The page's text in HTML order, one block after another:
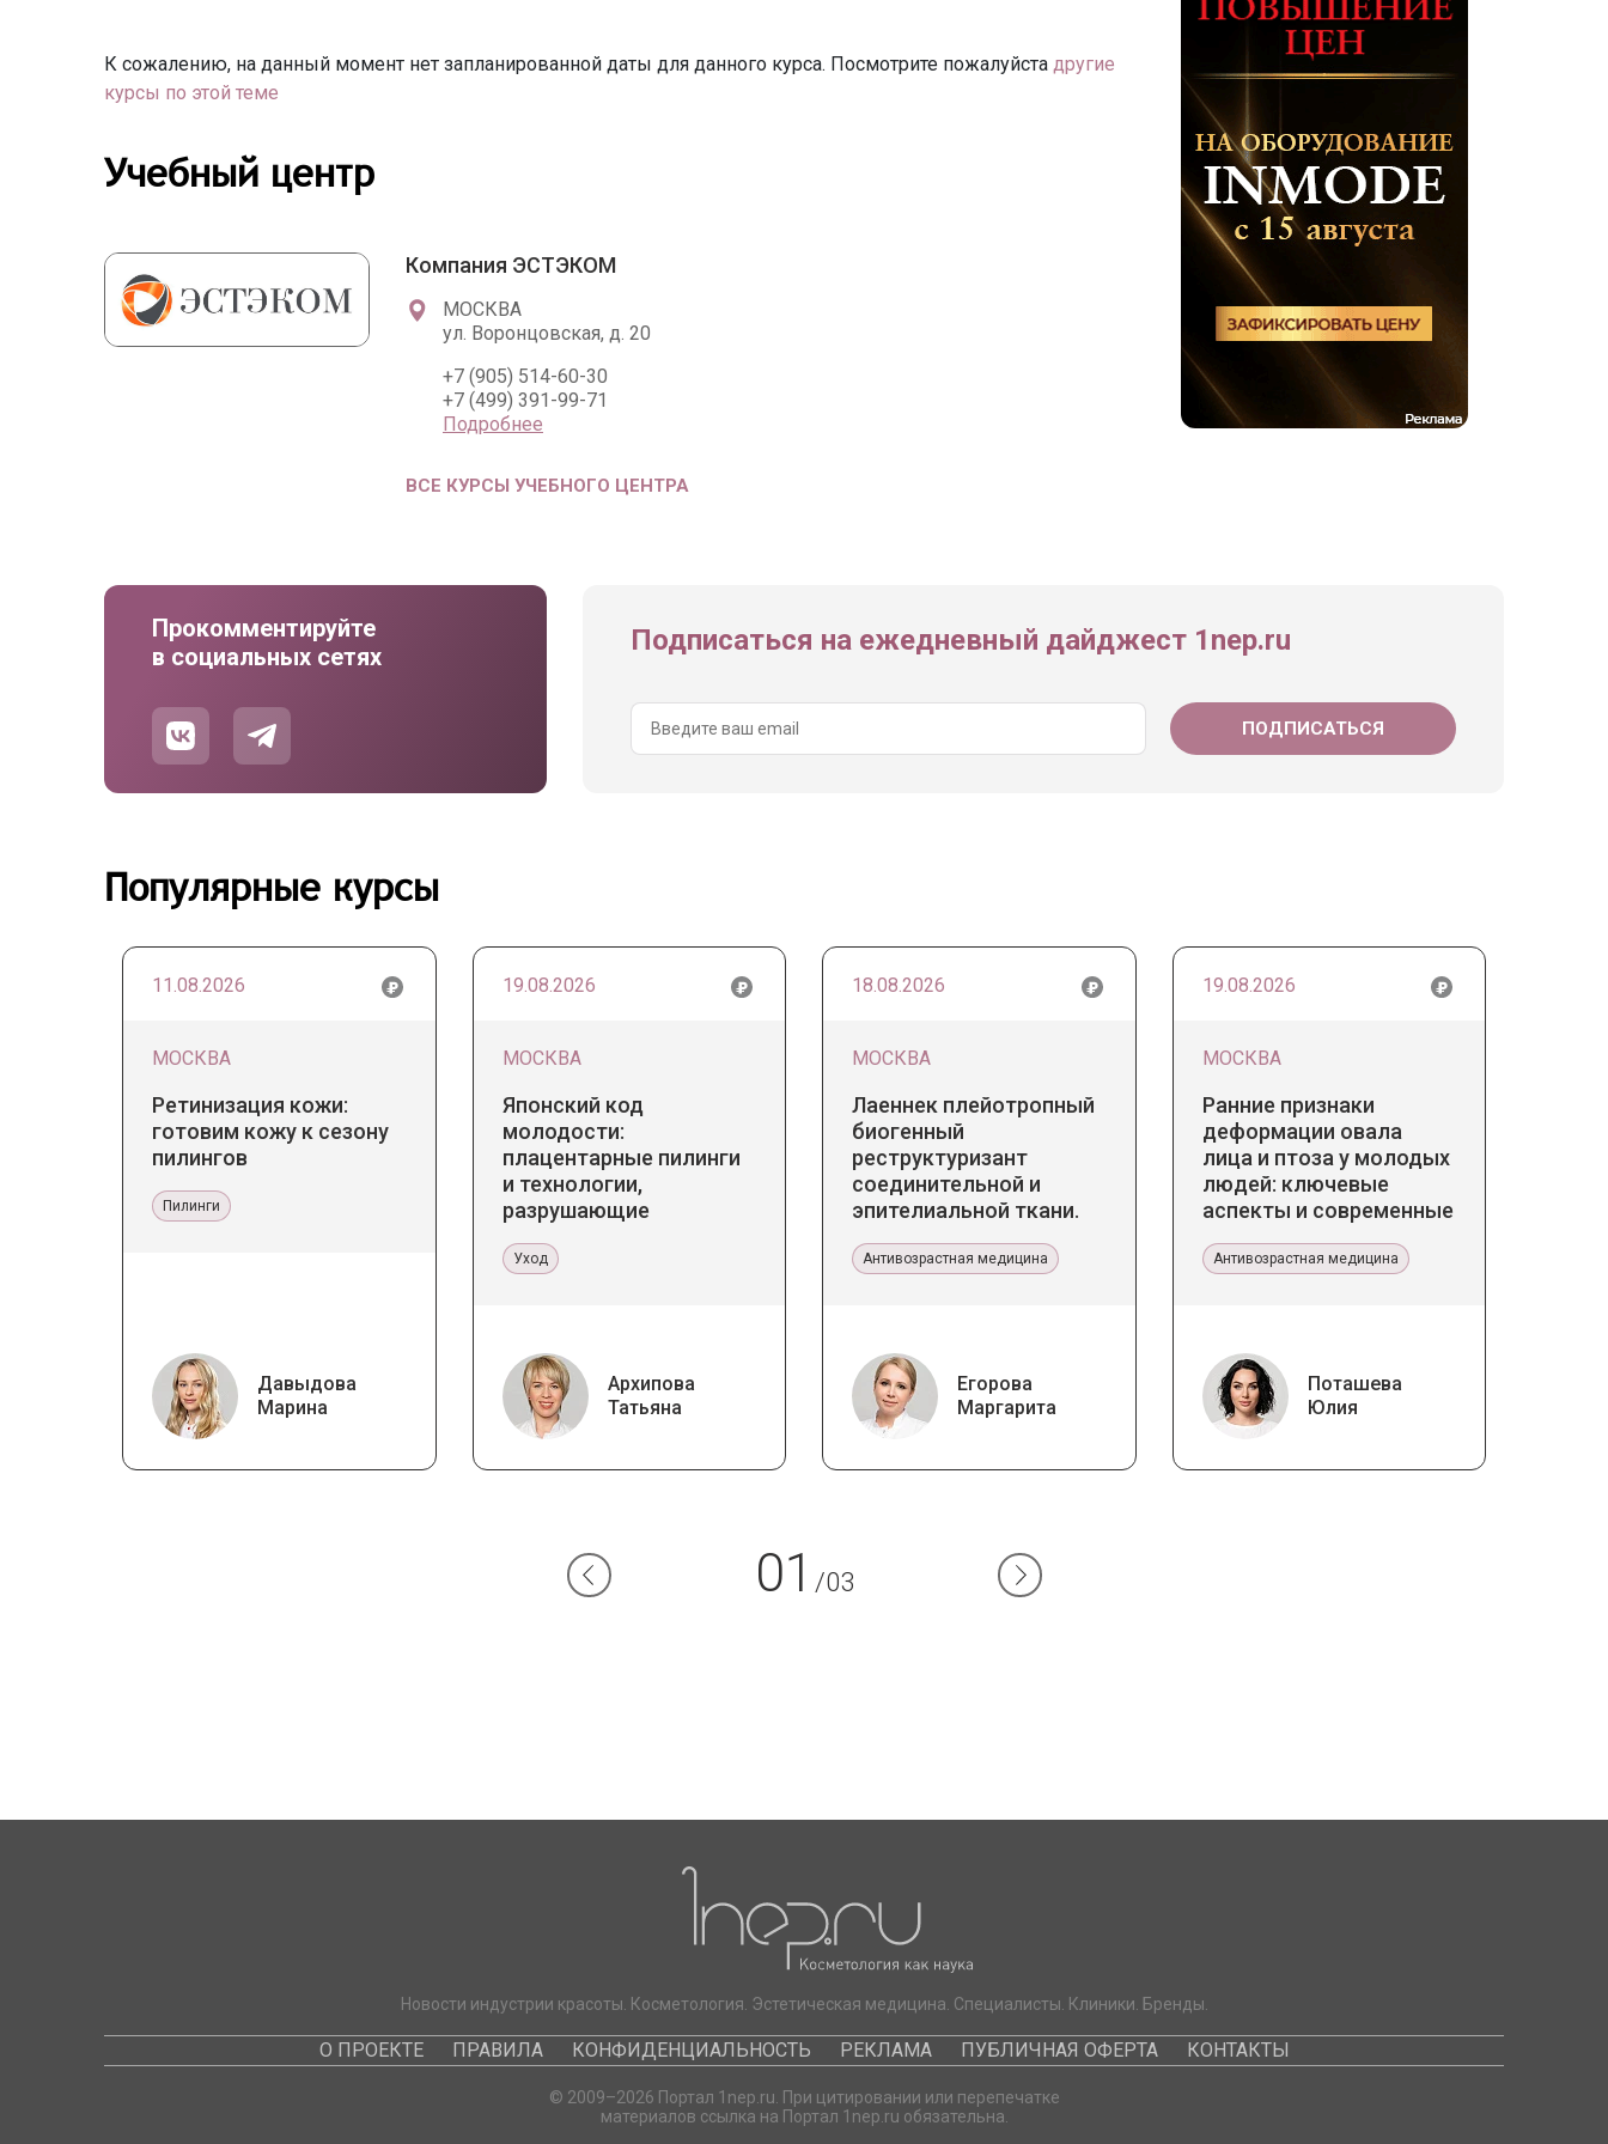
К сожалению, на данный момент нет запланированной даты для данного курса. Посмотрите пожалуйста другие
курсы по этой теме
Учебный центр
Компания ЭСТЭКОМ
МОСКВА
ул. Воронцовская, д. 20
+7 (905) 514-60-30
+7 (499) 391-99-71
Подробнее
ВСЕ КУРСЫ УЧЕБНОГО ЦЕНТРА
Прокомментируйте
в социальных сетях
Подписаться на ежедневный дайджест 1nep.ru
Популярные курсы
11.08.2026
МОСКВА
Ретинизация кожи:
готовим кожу к сезону
пилингов
Пилинги
Давыдова
Марина
19.08.2026
МОСКВА
Японский код
молодости:
плацентарные пилинги
и технологии,
разрушающие
Уход
Архипова
Татьяна
18.08.2026
МОСКВА
Лаеннек плейотропный
биогенный
реструктуризант
соединительной и
эпителиальной ткани.
эстетической медицине
Антивозрастная медицина
Егорова
Маргарита
19.08.2026
МОСКВА
Ранние признаки
деформации овала
лица и птоза у молодых
людей: ключевые
аспекты и современные
Антивозрастная медицина
Поташева
Юлия
01 /03
Новости индустрии красоты. Косметология. Эстетическая медицина. Специалисты. Клиники. Бренды.
О ПРОЕКТЕ ПРАВИЛА КОНФИДЕНЦИАЛЬНОСТЬ РЕКЛАМА ПУБЛИЧНАЯ ОФЕРТА КОНТАКТЫ
© 2009–2026 Портал 1nep.ru. При цитировании или перепечатке
материалов ссылка на Портал 1nep.ru обязательна.